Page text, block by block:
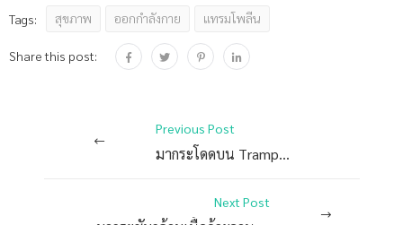
Tags: สุขภาพ ออกกำลังกาย แทรมโพลีน
Share this post:
Previous Post
มากระโดดบน Trampoline กัน
Next Post